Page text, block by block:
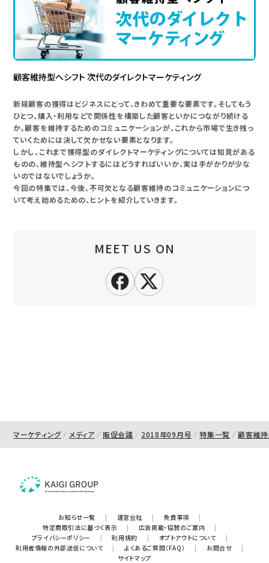
顧客維持型へシフト 次代のダイレクトマーケティング
新規顧客の獲得はビジネスにとって、きわめて重要な要素です。そしてもう
ひとつ、購入・利用などで関係性を構築した顧客といかにつながり続ける
か。顧客を維持するためのコミュニケーションが、これから市場で生き残っ
ていくためには決して欠かせない要素となります。
しかし、これまで獲得型のダイレクトマーケティングについては知見がある
ものの、維持型へシフトするにはどうすればいいか、実は手がかりが少な
いのではないでしょうか。
今回の特集では、今後、不可欠となる顧客維持のコミュニケーションにつ
いて考え始めるための、ヒントを紹介していきます。
MEET US ON
マーケティング メディア 販促会議 2018年09月号 特集一覧 顧客維持
お知らせ一覧 | 運営会社 | 免責事項
|
特定商取引法に基づく表示
| 広告掲載・協賛のご案内
|
プライバシーポリシー
| 利用規約 | オプトアウトについて
|
利用者情報の外部送信について
| よくあるご質問（FAQ） | お問合せ
|
サイトマップ